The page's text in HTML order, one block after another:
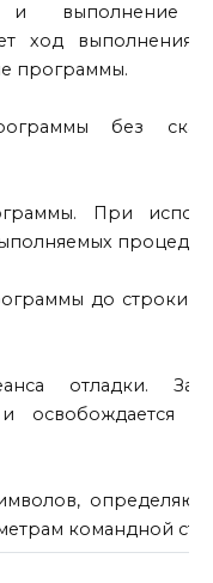
и выполнение
ход выполнения
программы.
без
При
до строки
отладки.
освобождается
командной